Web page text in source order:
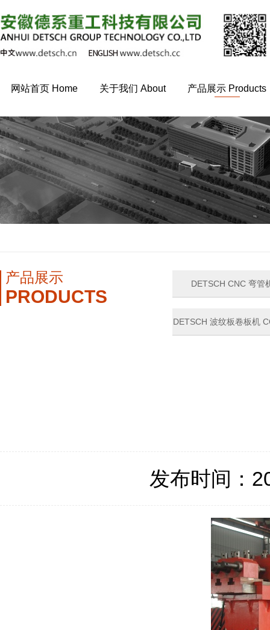
网站首页 Home 关于我们 About 产品展示 Products
产品展示
PRODUCTS
DETSCH CNC 弯管
DETSCH 波纹板卷板机
发布时间：